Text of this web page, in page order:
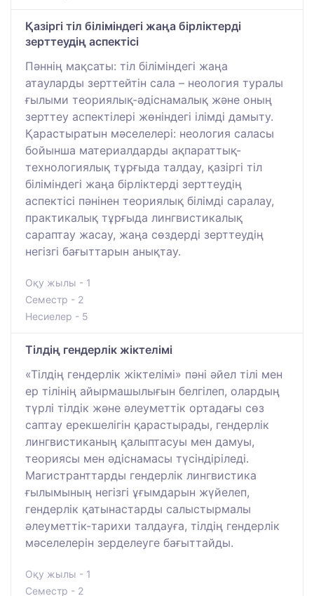
Қазіргі тіл біліміндегі жаңа бірліктерді
зерттеудің аспектісі
Пәннің мақсаты: тіл біліміндегі жаңа
атауларды зерттейтін сала – неология туралы
ғылыми теориялық-әдіснамалық және оның
зерттеу аспектілері жөніндегі ілімді дамыту.
Қарастыратын мәселелері: неология саласы
бойынша материалдарды ақпараттық-
технологиялық тұрғыда талдау, қазіргі тіл
біліміндегі жаңа бірліктерді зерттеудің
аспектісі пәнінен теориялық білімді саралау,
практикалық тұрғыда лингвистикалық
сараптау жасау, жаңа сөздерді зерттеудің
негізгі бағыттарын анықтау.
Оқу жылы - 1
Семестр - 2
Несиелер - 5
Тілдің гендерлік жіктелімі
«Тілдің гендерлік жіктелімі» пәні әйел тілі мен
ер тілінің айырмашылығын белгілеп, олардың
түрлі тілдік және әлеуметтік ортадағы сөз
саптау ерекшелігін қарастырады, гендерлік
лингвистиканың қалыптасуы мен дамуы,
теориясы мен әдіснамасы түсіндіріледі.
Магистранттарды гендерлік лингвистика
ғылымының негізгі ұғымдарын жүйелеп,
гендерлік қатынастарды салыстырмалы
әлеуметтік-тарихи талдауға, тілдің гендерлік
мәселелерін зерделеуге бағыттайды.
Оқу жылы - 1
Семестр - 2